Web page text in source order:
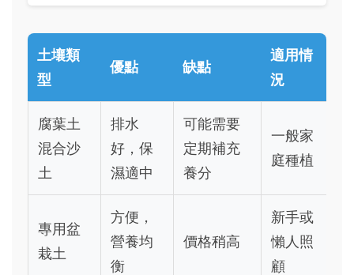
土壤類
型
優點 缺點
適用情
況
腐葉土
混合沙
土
排水
好，保
濕適中
可能需要
定期補充
養分
一般家
庭種植
專用盆
栽土
方便，
營養均
衡
價格稍高
新手或
懶人照
顧